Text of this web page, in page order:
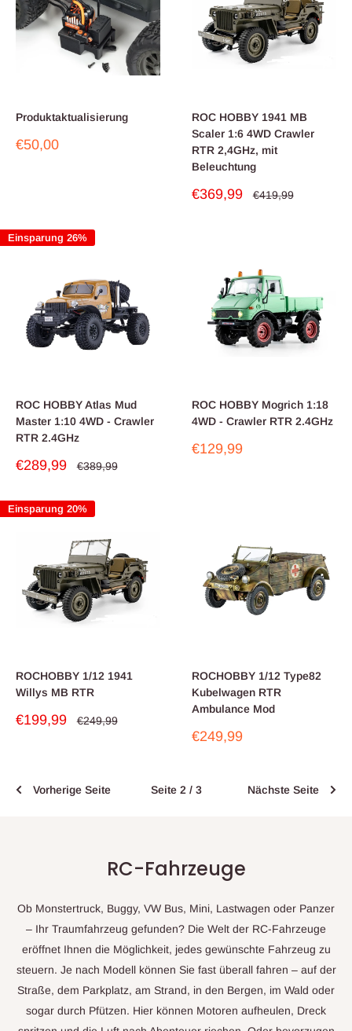
Produktaktualisierung
Sonderpreis
€50,00
ROC HOBBY 1941 MB
Scaler 1:6 4WD Crawler
RTR 2,4GHz, mit
Beleuchtung
Sonderpreis
€369,99 Normalpreis
€419,99
Einsparung 26%
ROC HOBBY Atlas Mud
Master 1:10 4WD - Crawler
RTR 2.4GHz
Sonderpreis
€289,99 Normalpreis
€389,99
ROC HOBBY Mogrich 1:18
4WD - Crawler RTR 2.4GHz
Sonderpreis
€129,99
Einsparung 20%
ROCHOBBY 1/12 1941
Willys MB RTR
Sonderpreis
€199,99 Normalpreis
€249,99
ROCHOBBY 1/12 Type82
Kubelwagen RTR
Ambulance Mod
Sonderpreis
€249,99
Vorherige Seite Seite 2 / 3 Nächste Seite
RC-Fahrzeuge
Ob Monstertruck, Buggy, VW Bus, Mini, Lastwagen oder Panzer
– Ihr Traumfahrzeug gefunden? Die Welt der RC-Fahrzeuge
eröffnet Ihnen die Möglichkeit, jedes gewünschte Fahrzeug zu
steuern. Je nach Modell können Sie fast überall fahren – auf der
Straße, dem Parkplatz, am Strand, in den Bergen, im Wald oder
sogar durch Pfützen. Hier können Motoren aufheulen, Dreck